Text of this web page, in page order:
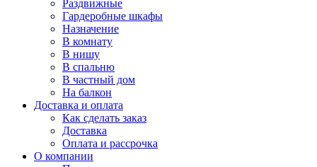
Раздвижные
Гардеробные шкафы
Назначение
В комнату
В нишу
В спальню
В частный дом
На балкон
Доставка и оплата
Как сделать заказ
Доставка
Оплата и рассрочка
О компании